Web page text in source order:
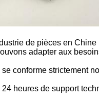
de pièces en
adapter aux
conforme strictement
heures de support